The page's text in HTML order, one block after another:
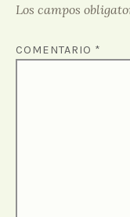
Los campos
COMENTARIO *